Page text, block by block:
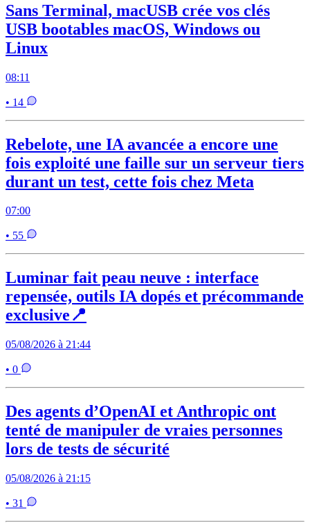
Sans Terminal, macUSB crée vos clés
USB bootables macOS, Windows ou
Linux
08:11
• 14
Rebelote, une IA avancée a encore une
fois exploité une faille sur un serveur tiers
durant un test, cette fois chez Meta
07:00
• 55
Luminar fait peau neuve : interface
repensée, outils IA dopés et précommande
exclusive📍
05/08/2026 à 21:44
• 0
Des agents d’OpenAI et Anthropic ont
tenté de manipuler de vraies personnes
lors de tests de sécurité
05/08/2026 à 21:15
• 31